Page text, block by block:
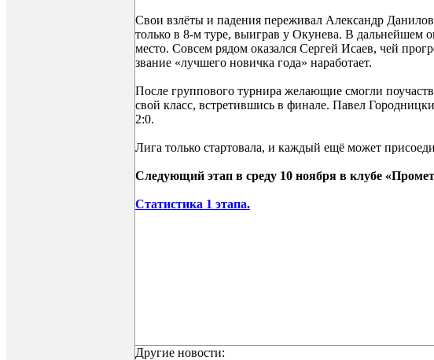
Свои взлёты и падения переживал Александр
только в 8-м туре, выиграв у Окунева. В дальнейшем
место. Совсем рядом оказался Сергей Исаев, чей
звание «лучшего новичка года» наработает.
После группового турнира желающие смогли
свой класс, встретившись в финале. Павел
2:0.
Лига только стартовала, и каждый ещё может
Следующий этап в среду 10 ноября в клубе
Статистика 1 этапа.
Другие новости: